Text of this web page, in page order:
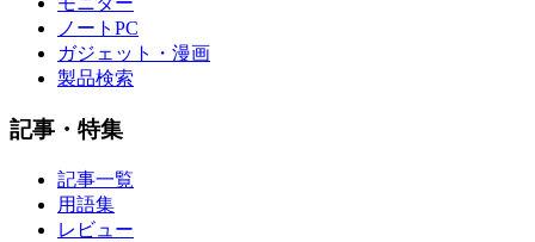
ノートPC
ガジェット・漫画
製品検索
記事・特集
記事一覧
用語集
レビュー